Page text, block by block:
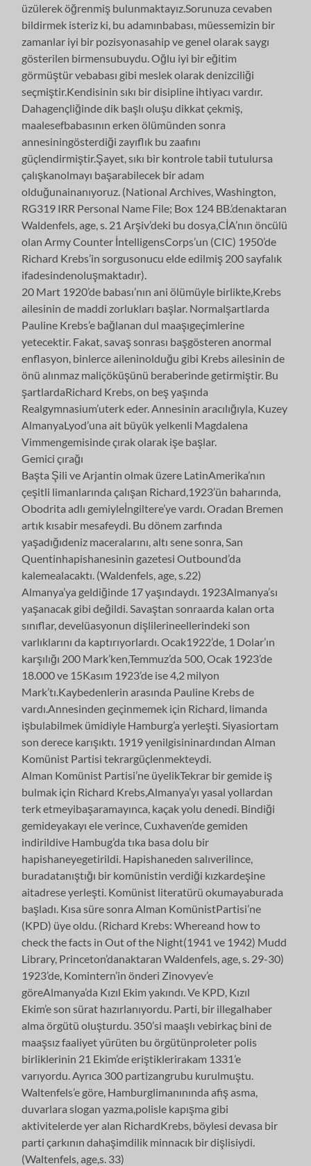
üzülerek öğrenmiş bulunmaktayız.Sorunuza cevaben
bildirmek isteriz ki, bu adamınbabası, müessemizin bir
zamanlar iyi bir pozisyonasahip ve genel olarak saygı
gösterilen birmensubuydu. Oğlu iyi bir eğitim
görmüştür vebabası gibi meslek olarak denizciliği
seçmiştir.Kendisinin sıkı bir disipline ihtiyacı vardır.
Dahagençliğinde dik başlı oluşu dikkat çekmiş,
maalesefbabasının erken ölümünden sonra
annesiningösterdiği zayıflık bu zaafını
güçlendirmiştir.Şayet, sıkı bir kontrole tabii tutulursa
çalışkanolmayı başarabilecek bir adam
olduğunainanıyoruz. (National Archives, Washington,
RG319 IRR Personal Name File; Box 124 BB.’denaktaran
Waldenfels, age, s. 21 Arşiv’deki bu dosya,CİA’nın öncülü
olan Army Counter İntelligensCorps’un (CIC) 1950’de
Richard Krebs’in sorgusonucu elde edilmiş 200 sayfalık
ifadesindenoluşmaktadır).
20 Mart 1920’de babası’nın ani ölümüyle birlikte,Krebs
ailesinin de maddi zorlukları başlar. Normalşartlarda
Pauline Krebs’e bağlanan dul maaşıgeçimlerine
yetecektir. Fakat, savaş sonrası başgösteren anormal
enflasyon, binlerce aileninolduğu gibi Krebs ailesinin de
önü alınmaz maliçöküşünü beraberinde getirmiştir. Bu
şartlardaRichard Krebs, on beş yaşında
Realgymnasium’uterk eder. Annesinin aracılığıyla, Kuzey
AlmanyaLyod’una ait büyük yelkenli Magdalena
Vimmengemisinde çırak olarak işe başlar.
Gemici çırağı
Başta Şili ve Arjantin olmak üzere LatinAmerika’nın
çeşitli limanlarında çalışan Richard,1923’ün baharında,
Obodrita adlı gemiyleİngiltere’ye vardı. Oradan Bremen
artık kısabir mesafeydi. Bu dönem zarfında
yaşadığıdeniz maceralarını, altı sene sonra, San
Quentinhapishanesinin gazetesi Outbound’da
kalemealacaktı. (Waldenfels, age, s.22)
Almanya’ya geldiğinde 17 yaşındaydı. 1923Almanya’sı
yaşanacak gibi değildi. Savaştan sonraarda kalan orta
sınıflar, develüasyonun dişlilerineellerindeki son
varlıklarını da kaptırıyorlardı. Ocak1922’de, 1 Dolar’ın
karşılığı 200 Mark’ken,Temmuz’da 500, Ocak 1923’de
18.000 ve 15Kasım 1923’de ise 4,2 milyon
Mark’tı.Kaybedenlerin arasında Pauline Krebs de
vardı.Annesinden geçinmemek için Richard, limanda
işbulabilmek ümidiyle Hamburg’a yerleşti. Siyasiortam
son derece karışıktı. 1919 yenilgisininardından Alman
Komünist Partisi tekrargüçlenmekteydi.
Alman Komünist Partisi’ne üyelikTekrar bir gemide iş
bulmak için Richard Krebs,Almanya’yı yasal yollardan
terk etmeyibaşaramayınca, kaçak yolu denedi. Bindiği
gemideyakayı ele verince, Cuxhaven’de gemiden
indirildive Hambug’da tıka basa dolu bir
hapishaneyegetirildi. Hapishaneden salıverilince,
buradatanıştığı bir komünistin verdiği kızkardeşine
aitadrese yerleşti. Komünist literatürü okumayaburada
başladı. Kısa süre sonra Alman KomünistPartisi’ne
(KPD) üye oldu. (Richard Krebs: Whereand how to
check the facts in Out of the Night(1941 ve 1942) Mudd
Library, Princeton’danaktaran Waldenfels, age, s. 29-30)
1923’de, Komintern’in önderi Zinovyev’e
göreAlmanya’da Kızıl Ekim yakındı. Ve KPD, Kızıl
Ekim’e son sürat hazırlanıyordu. Parti, bir illegalhaber
alma örgütü oluşturdu. 350’si maaşlı vebirkaç bini de
maaşsız faaliyet yürüten bu örgütünproleter polis
birliklerinin 21 Ekim’de eriştiklerirakam 1331’e
varıyordu. Ayrıca 300 partizangrubu kurulmuştu.
Waltenfels’e göre, Hamburglimanınında afiş asma,
duvarlara slogan yazma,polisle kapışma gibi
aktivitelerde yer alan RichardKrebs, böylesi devasa bir
parti çarkının dahaşimdilik minnacık bir dişlisiydi.
(Waltenfels, age,s. 33)